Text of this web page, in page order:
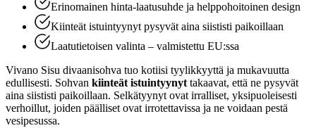
Erinomainen hinta-laatusuhde ja helppohoitoinen design
Kiinteät istuintyynyt pysyvät aina siististi paikoillaan
Laatutietoisen valinta – valmistettu EU:ssa
Vivano Sisu divaanisohva tuo kotiisi tyylikkyyttä ja mukavuutta
edullisesti. Sohvan kiinteät istuintyynyt takaavat, että ne pysyvät
aina siististi paikoillaan. Selkätyynyt ovat irralliset, yksipuoleisesti
verhoillut, joiden päälliset ovat irrotettavissa ja ne voidaan pestä
vesipesussa.